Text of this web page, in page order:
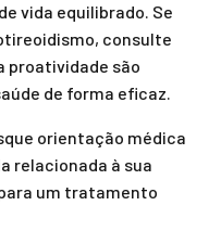
vida equilibrado. Se
consulte
proatividade são
de forma eficaz.
orientação médica
relacionada à sua
um tratamento